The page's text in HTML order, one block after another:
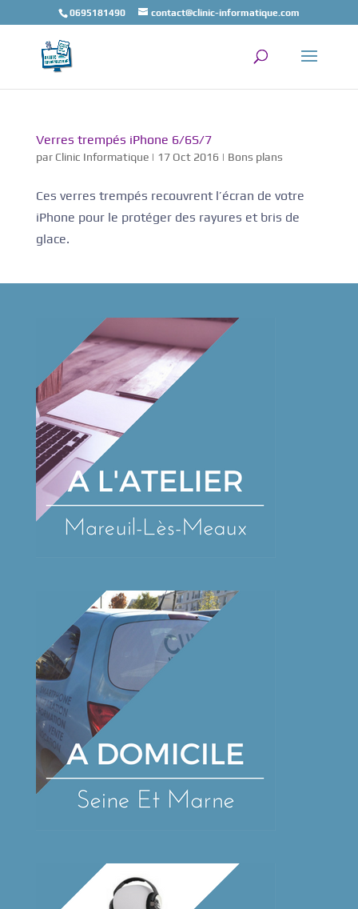
0695181490 contact@clinic-informatique.com
Verres trempés iPhone 6/6S/7
par Clinic Informatique| 17 Oct 2016 | Bons plans
Ces verres trempés recouvrent l’écran de votre
iPhone pour le protéger des rayures et bris de
glace.